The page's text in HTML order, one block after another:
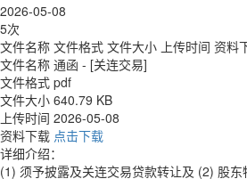
2026-05-08
5次
文件名称 文件格式 文件大小 上传时间 资料
文件名称 通函 - [关连交易]
文件格式 pdf
文件大小 640.79 KB
上传时间 2026-05-08
资料下载 点击下载
详细介绍：
(1) 须予披露及关连交易贷款转让及 (2) 股东